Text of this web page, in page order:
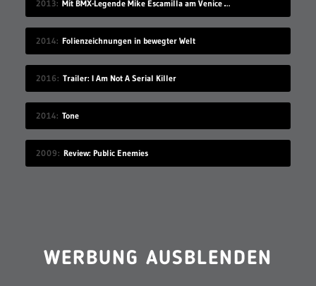
2013 Mit BMX-Legende Mike Escamilla am Venice Beach
2014 Folienzeichnungen in bewegter Welt
2016 Trailer: I Am Not A Serial Killer
2014 Tone
2009 Review: Public Enemies
WERBUNG AUSBLENDEN